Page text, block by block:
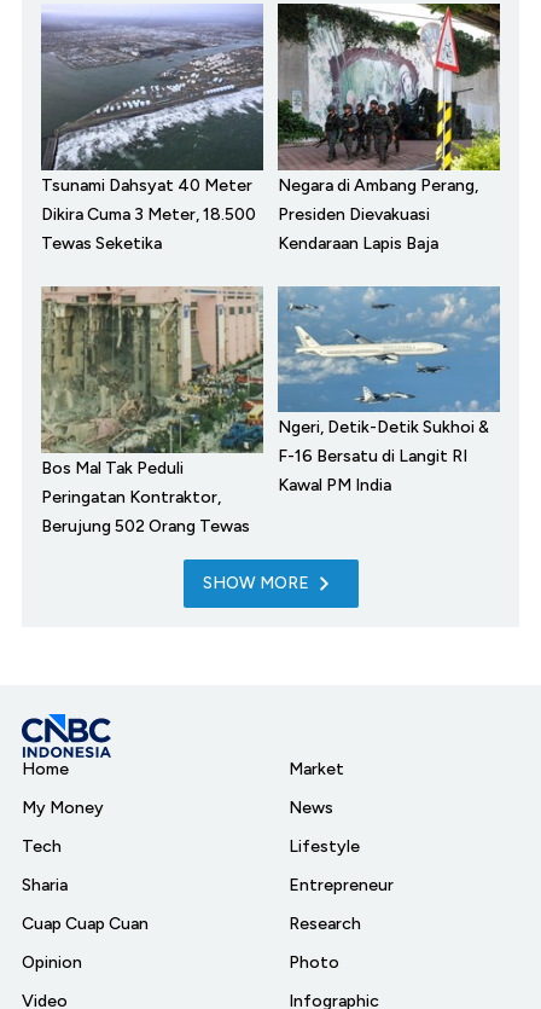
Tsunami Dahsyat 40 Meter
Dikira Cuma 3 Meter, 18.500
Tewas Seketika
Negara di Ambang Perang,
Presiden Dievakuasi
Kendaraan Lapis Baja
Bos Mal Tak Peduli
Peringatan Kontraktor,
Berujung 502 Orang Tewas
Ngeri, Detik-Detik Sukhoi &
F-16 Bersatu di Langit RI
Kawal PM India
SHOW MORE
Home
My Money
Tech
Sharia
Cuap Cuap Cuan
Opinion
Video
Market
News
Lifestyle
Entrepreneur
Research
Photo
Infographic